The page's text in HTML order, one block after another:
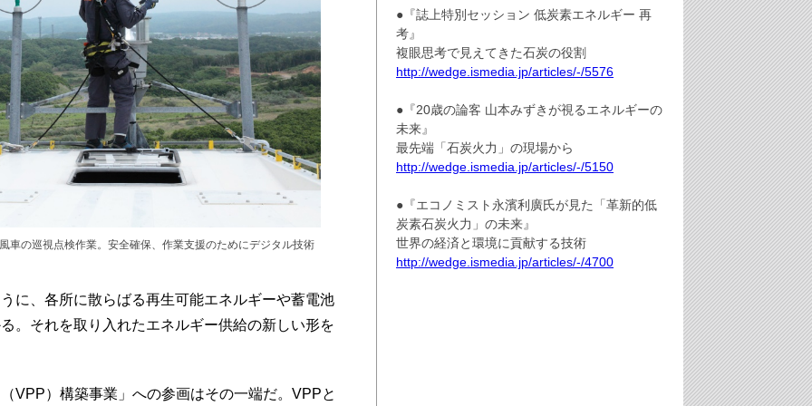
車の巡視点検作業。安全確保、作業支援のためにデジタル技術
、各所に散らばる再生可能エネルギーや蓄電池
。それを取り入れたエネルギー供給の新しい形を
）構築事業」への参画はその一端だ。VPPと
●『誌上特別セッション 低炭素エネルギー 再
考』
複眼思考で見えてきた石炭の役割
http://wedge.ismedia.jp/articles/-/5576
●『20歳の論客 山本みずきが視るエネルギーの
未来』
最先端「石炭火力」の現場から
http://wedge.ismedia.jp/articles/-/5150
●『エコノミスト永濱利廣氏が見た「革新的低
炭素石炭火力」の未来』
世界の経済と環境に貢献する技術
http://wedge.ismedia.jp/articles/-/4700